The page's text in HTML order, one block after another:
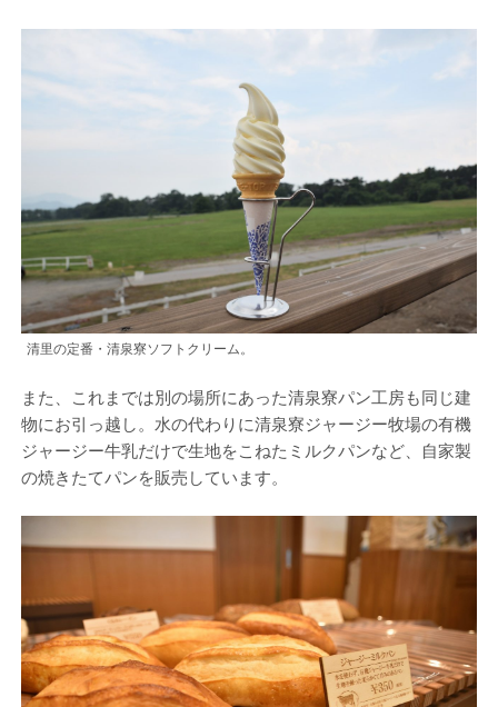
清里の定番・清泉寮ソフトクリーム。
また、これまでは別の場所にあった清泉寮パン工房も同じ建
物にお引っ越し。水の代わりに清泉寮ジャージー牧場の有機
ジャージー牛乳だけで生地をこねたミルクパンなど、自家製
の焼きたてパンを販売しています。